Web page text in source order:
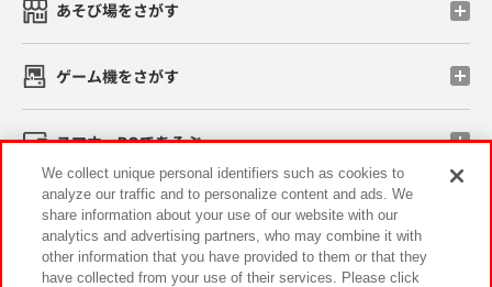
あそび場をさがす
ゲーム機をさがす
スマホ・PCであそぶ
イベント・キャンペーン
We collect unique personal identifiers such as cookies to
analyze our traffic and to personalize content and ads. We
share information about your use of our website with our
analytics and advertising partners, who may combine it with
other information that you have provided to them or that they
have collected from your use of their services. Please click